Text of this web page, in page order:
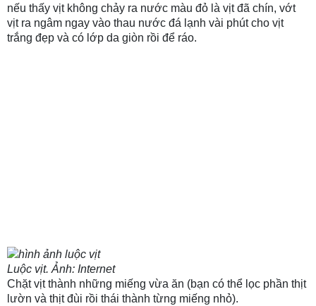
nếu thấy vịt không chảy ra nước màu đỏ là vịt đã chín, vớt
vịt ra ngâm ngay vào thau nước đá lạnh vài phút cho vịt
trắng đẹp và có lớp da giòn rồi để ráo.
Luộc vịt. Ảnh: Internet
Chặt vịt thành những miếng vừa ăn (bạn có thể lọc phần thịt
lườn và thịt đùi rồi thái thành từng miếng nhỏ).